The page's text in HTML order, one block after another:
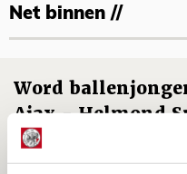
Net binnen //
Word
Ajax - Helmond
06 AUGUSTUS 2026 - 13:13
PRIJSVRAAG